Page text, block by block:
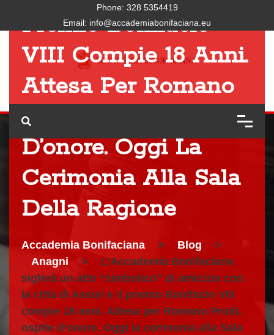
Phone: 328 5354419
Email: info@accademiabonifaciana.eu
Premio Bonifacio
VIII Compie 18 Anni.
Attesa Per Romano
Prodi, Ospite
D’onore. Oggi La
Cerimonia Alla Sala
Della Ragione
Accademia Bonifaciana > Blog
>
Anagni
>
L’Accademia Bonifaciana
siglerà un atto “simbolico” di amicizia con
la città di Assisi e il premio Bonifacio VIII
compie 18 anni. Attesa per Romano Prodi,
ospite d’onore. Oggi la cerimonia alla Sala